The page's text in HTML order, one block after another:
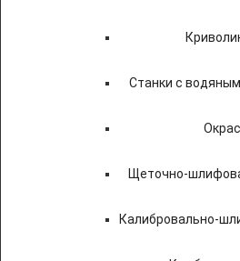
Станки с
Щеточно-
Калибровально-